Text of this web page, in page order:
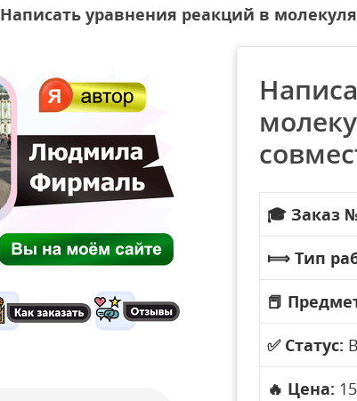
Написать уравнения реакций в
🎓 Заказ
⟾ Тип
📕
✅ Статус:
🔥 Цена: